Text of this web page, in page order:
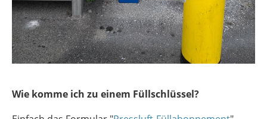
Wie komme ich zu einem Füllschlüssel?